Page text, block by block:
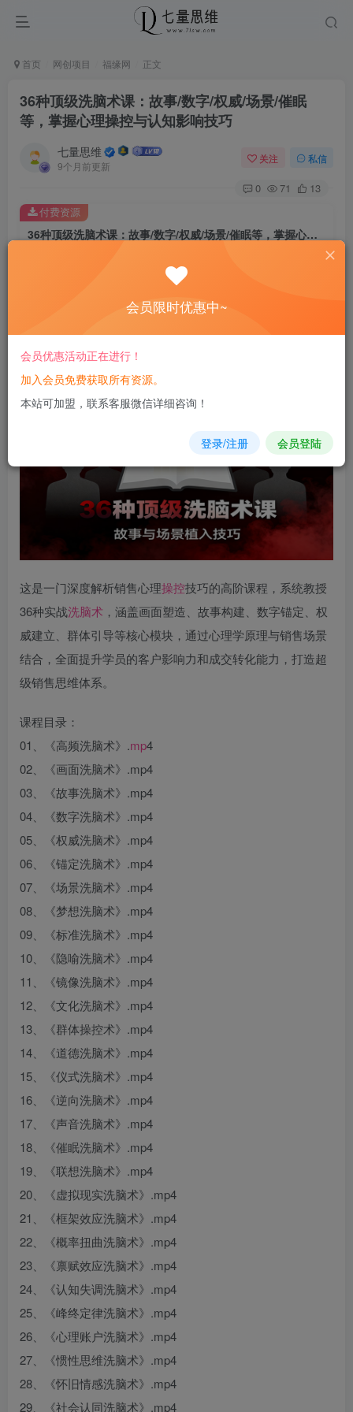
首页 网创项目 福缘网 正文
36种顶级洗脑术课：故事/数字/权威/场景/催眠
等，掌握心理操控与认知影响技巧
七量思维
9个月前更新
关注 私信
0 71 13
36种顶级洗脑术课：故事/数字/权威/场景/催眠等，掌握心理操控与认知影响技巧
8.8
免费
您当前未登录！建议登陆后购买，可保存购买订单
付费资源
这是一门深度解析销售心理操控技巧的高阶课程，系统教授
36种实战洗脑术 ，涵盖画面塑造、故事构建、数字锚定、权
威建立、群体引导等核心模块，通过心理学原理与销售场景
结合，全面提升学员的客户影响力和成交转化能力，打造超
级销售思维体系。
课程目录：
01、《高频洗脑术》.mp4
02、《画面洗脑术》.mp4
03、《故事洗脑术》.mp4
04、《数字洗脑术》.mp4
05、《权威洗脑术》.mp4
06、《锚定洗脑术》.mp4
07、《场景洗脑术》.mp4
08、《梦想洗脑术》.mp4
09、《标准洗脑术》.mp4
10、《隐喻洗脑术》.mp4
11、《镜像洗脑术》.mp4
12、《文化洗脑术》.mp4
13、《群体操控术》.mp4
14、《道德洗脑术》.mp4
15、《仪式洗脑术》.mp4
16、《逆向洗脑术》.mp4
17、《声音洗脑术》.mp4
18、《催眠洗脑术》.mp4
19、《联想洗脑术》.mp4
20、《虚拟现实洗脑术》.mp4
21、《框架效应洗脑术》.mp4
22、《概率扭曲洗脑术》.mp4
23、《禀赋效应洗脑术》.mp4
24、《认知失调洗脑术》.mp4
25、《峰终定律洗脑术》.mp4
26、《心理账户洗脑术》.mp4
27、《惯性思维洗脑术》.mp4
28、《怀旧情感洗脑术》.mp4
29、《社会认同洗脑术》.mp4
会员限时优惠中~
会员优惠活动正在进行！
加入会员免费获取所有资源。
本站可加盟，联系客服微信详细咨询！
登录/注册 会员登陆